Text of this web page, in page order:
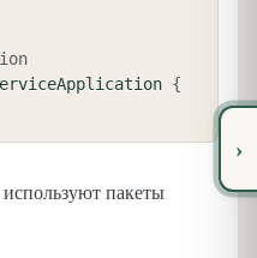
{
пакеты
›